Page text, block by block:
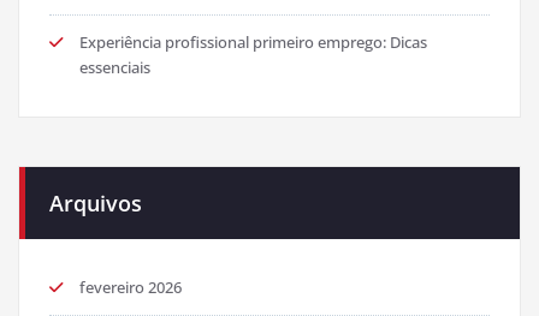
Experiência profissional primeiro emprego: Dicas
essenciais
Arquivos
fevereiro 2026